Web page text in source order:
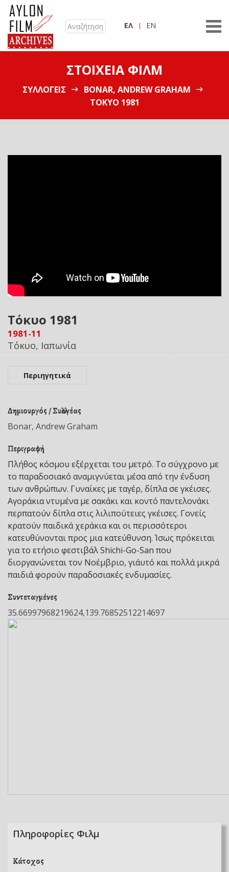
ΕΛ EN
ΣΤΟΙΧΕΊΑ ΦΙΛΜ
ΣΥΛΛΟΓΕΊΣ
BONAR, ANDREW GRAHAM
ΤΌΚΥΟ 1981
Τόκυο 1981
1981-11
Τόκυο, Ιαπωνία
Περιηγητικά
Δημιουργός / Συλλογέας
Bonar, Andrew Graham
Περιγραφή
Πλήθος κόσμου εξέρχεται του μετρό. Το σύγχρονο με
το παραδοσιακό αναμιγνύεται μέσα από την ένδυση
των ανθρώπων. Γυναίκες με ταγέρ, δίπλα σε γκέισες.
Αγοράκια ντυμένα με σακάκι και κοντό παντελονάκι
περπατούν δίπλα στις λιλιπούτειες γκέισες. Γονείς
κρατούν παιδικά χεράκια και οι περισσότεροι
κατευθύνονται προς μια κατεύθυνση. Ίσως πρόκειται
για το ετήσιο φεστιβάλ Shichi-Go-San που
διοργανώνεται τον Νοέμβριο, γι΄αυτό και πολλά μικρά
παιδιά φορούν παραδοσιακές ενδυμασίες.
Συντεταγμένες
35.66997968219624,139.76852512214697
Πληροφορίες Φιλμ
Κάτοχος